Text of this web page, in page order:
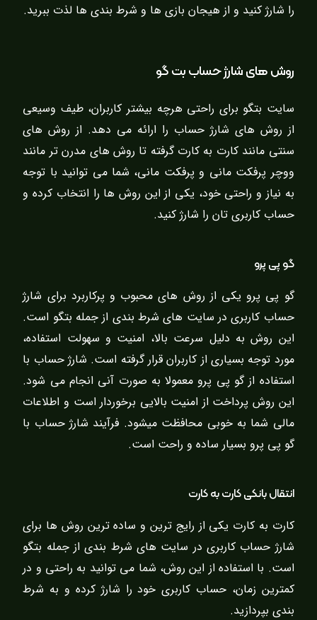
را شارژ کنید و از هیجان بازی ها و شرط بندی ها لذت ببرید.
روش های شارژ حساب بت گو
سایت بتگو برای راحتی هرچه بیشتر کاربران، طیف وسیعی
از روش های شارژ حساب را ارائه می دهد. از روش های
سنتی مانند کارت به کارت گرفته تا روش های مدرن تر مانند
ووچر پرفکت مانی و پرفکت مانی، شما می توانید با توجه
به نیاز و راحتی خود، یکی از این روش ها را انتخاب کرده و
حساب کاربری تان را شارژ کنید.
گو پی پرو
گو پی پرو یکی از روش های محبوب و پرکاربرد برای شارژ
حساب کاربری در سایت های شرط بندی از جمله بتگو است.
این روش به دلیل سرعت بالا، امنیت و سهولت استفاده،
مورد توجه بسیاری از کاربران قرار گرفته است. شارژ حساب با
استفاده از گو پی پرو معمولا به صورت آنی انجام می شود.
این روش پرداخت از امنیت بالایی برخوردار است و اطلاعات
مالی شما به خوبی محافظت میشود. فرآیند شارژ حساب با
گو پی پرو بسیار ساده و راحت است.
انتقال بانکی کارت به کارت
کارت به کارت یکی از رایج ترین و ساده ترین روش ها برای
شارژ حساب کاربری در سایت های شرط بندی از جمله بتگو
است. با استفاده از این روش، شما می توانید به راحتی و در
کمترین زمان، حساب کاربری خود را شارژ کرده و به شرط
بندی بپردازید.